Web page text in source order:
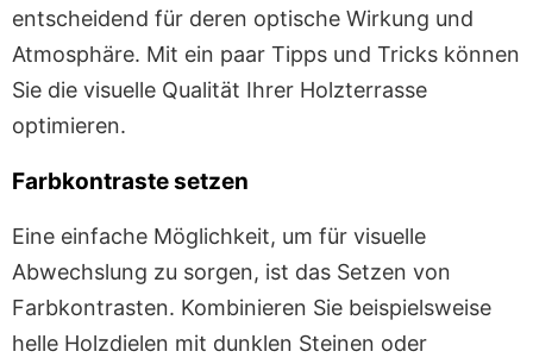
entscheidend für deren optische Wirkung und
Atmosphäre. Mit ein paar Tipps und Tricks können
Sie die visuelle Qualität Ihrer Holzterrasse
optimieren.
Farbkontraste setzen
Eine einfache Möglichkeit, um für visuelle
Abwechslung zu sorgen, ist das Setzen von
Farbkontrasten. Kombinieren Sie beispielsweise
helle Holzdielen mit dunklen Steinen oder